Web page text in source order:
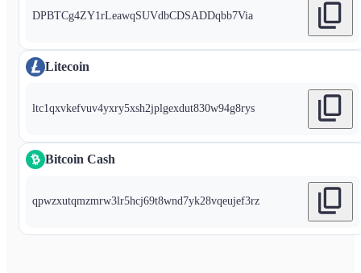
DPBTCg4ZY1rLeawqSUVdbCDSADDqbb7Via
Litecoin
ltc1qxvkefvuv4yxry5xsh2jplgexdut830w94g8rys
Bitcoin Cash
qpwzxutqmzmrw3lr5hcj69t8wnd7yk28vqeujef3rz